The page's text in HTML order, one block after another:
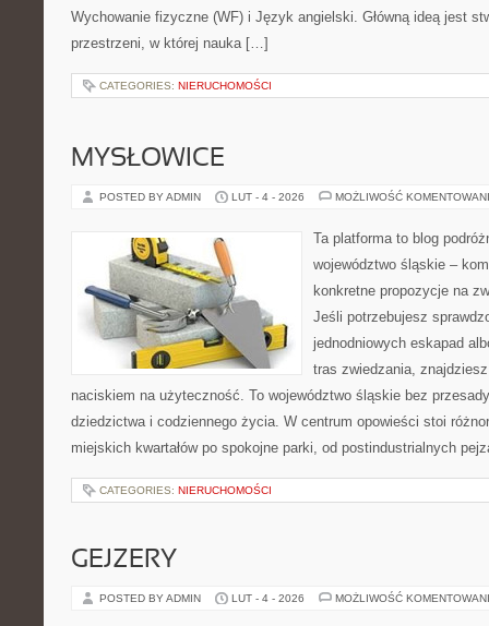
Wychowanie fizyczne (WF) i Język angielski. Główną ideą jest
przestrzeni, w której nauka […]
CATEGORIES: NIERUCHOMOŚCI
MYSŁOWICE
POSTED BY ADMIN LUT - 4 - 2026 MOŻLIWOŚĆ
Ta platforma to blog
województwo śląskie –
konkretne propozycje na
Jeśli potrzebujesz
jednodniowych eskapad
tras zwiedzania,
naciskiem na użyteczność. To województwo śląskie bez
dziedzictwa i codziennego życia. W centrum opowieści stoi
miejskich kwartałów po spokojne parki, od postindustrialnych
CATEGORIES: NIERUCHOMOŚCI
GEJZERY
POSTED BY ADMIN LUT - 4 - 2026 MOŻLIWOŚĆ